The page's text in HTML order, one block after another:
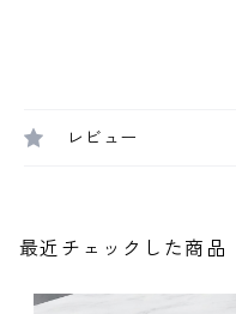
レビュー
最近チェックした商品